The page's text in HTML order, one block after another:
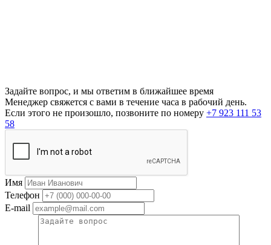
Задайте вопрос, и мы ответим в ближайшее время
Менеджер свяжется с вами в течение часа в рабочий день.
Если этого не произошло, позвоните по номеру +7 923 111 53
58
Имя
Телефон
E-mail